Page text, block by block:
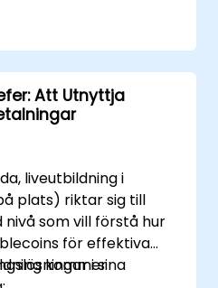
revisionspraxis.
i
för betalningar
relaterade till
och
Att Utnyttja
liveutbildning i
plats) riktar sig till
som vill förstå hur
för effektiva
i sina
kommer